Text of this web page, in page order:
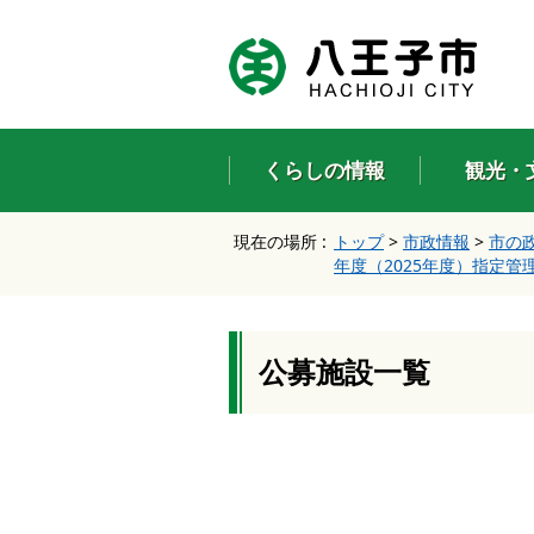
ン
タ
ー
キ
ナ
ビ
ョ
ス
くらしの情報 観光・
現在の場所 : トップ> 市政情報 > 市の
年度（2025年度）指定管
公募施設一覧